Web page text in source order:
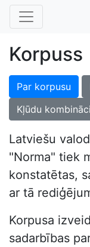
Korpuss
Par korpusu
Kļūdu
Latviešu
"Norma" tiek
konstatētas,
ar tā
Korpusa
sadarbības